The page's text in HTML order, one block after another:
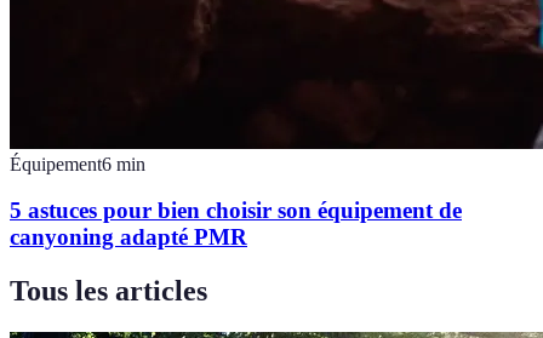
Équipement6 min
5 astuces pour bien choisir son équipement de
canyoning adapté PMR
Tous les articles